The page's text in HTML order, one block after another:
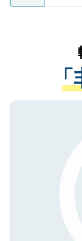
ている
は、
管理
る、
で、
かが
経験
させ
ない
ので、